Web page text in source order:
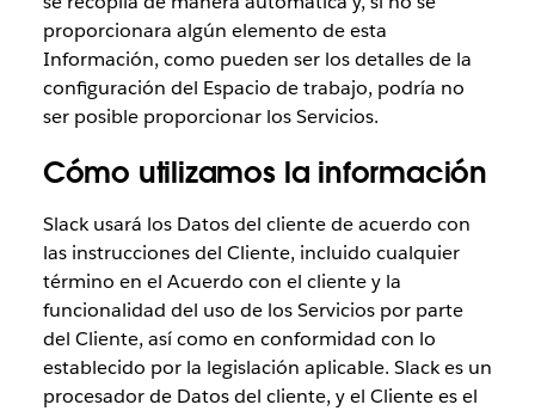
proporcionara algún elemento de esta
Información, como pueden ser los detalles de la
configuración del Espacio de trabajo, podría no
ser posible proporcionar los Servicios.
Cómo utilizamos la información
Slack usará los Datos del cliente de acuerdo con
las instrucciones del Cliente, incluido cualquier
término en el Acuerdo con el cliente y la
funcionalidad del uso de los Servicios por parte
del Cliente, así como en conformidad con lo
establecido por la legislación aplicable. Slack es un
procesador de Datos del cliente, y el Cliente es el